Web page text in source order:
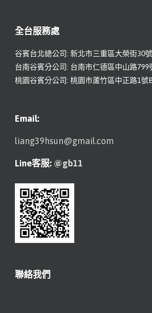
全台服務處
谷賓台北總公司: 新北市三重區大榮街30號
台南谷賓分公司: 台南市仁德區中山路799
桃園谷賓分公司: 桃園市蘆竹區中正路1號
Email:
liang39hsun@gmail.com
Line客服: @gb11
聯絡我們